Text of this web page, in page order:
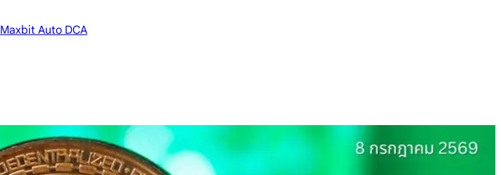
Maxbit Auto DCA